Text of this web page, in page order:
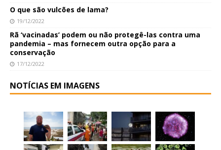
O que são vulcões de lama?
19/12/2022
Rã ‘vacinadas’ podem ou não protegê-las contra uma
pandemia – mas fornecem outra opção para a
conservação
17/12/2022
NOTÍCIAS EM IMAGENS